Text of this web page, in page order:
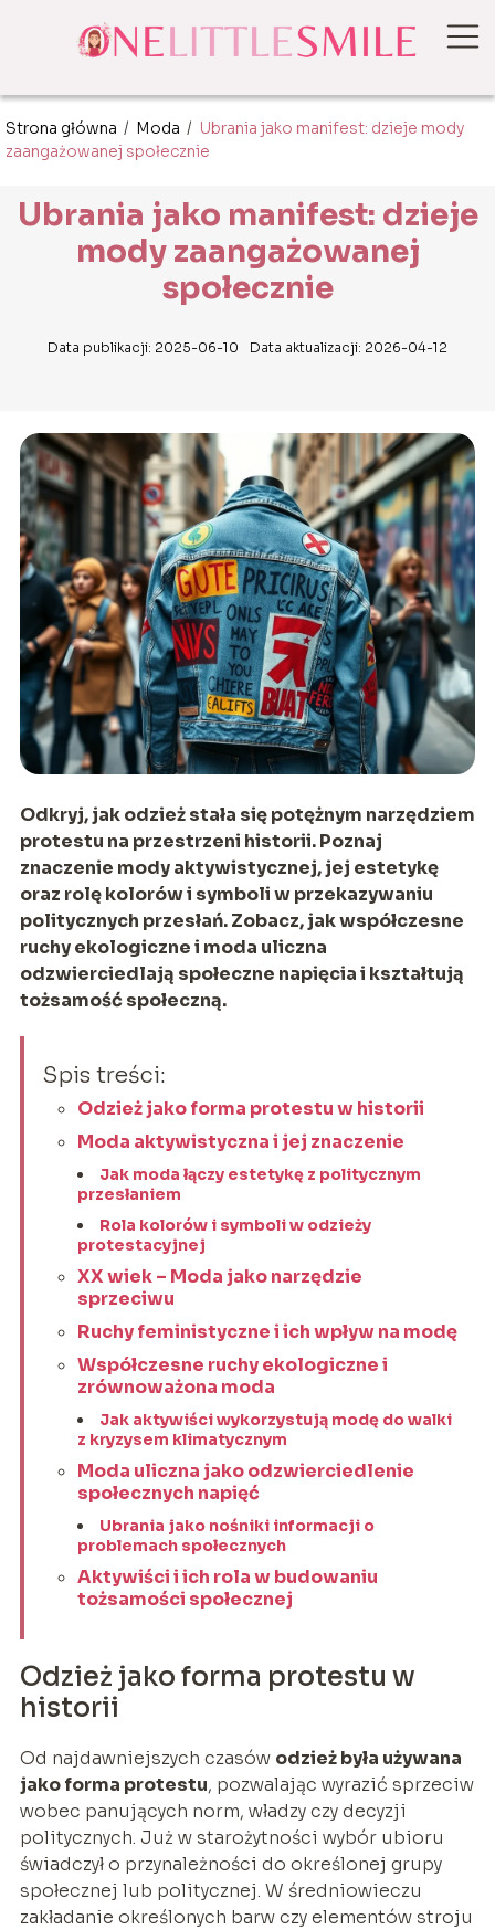
Strona główna / Moda / Ubrania jako manifest: dzieje mody
zaangażowanej społecznie
Ubrania jako manifest: dzieje
mody zaangażowanej
społecznie
Data publikacji: 2025-06-10 Data aktualizacji: 2026-04-12
Odkryj, jak odzież stała się potężnym narzędziem
protestu na przestrzeni historii. Poznaj
znaczenie mody aktywistycznej, jej estetykę
oraz rolę kolorów i symboli w przekazywaniu
politycznych przesłań. Zobacz, jak współczesne
ruchy ekologiczne i moda uliczna
odzwierciedlają społeczne napięcia i kształtują
tożsamość społeczną.
Spis treści:
Odzież jako forma protestu w historii
Moda aktywistyczna i jej znaczenie
Jak moda łączy estetykę z politycznym
przesłaniem
Rola kolorów i symboli w odzieży
protestacyjnej
XX wiek – Moda jako narzędzie
sprzeciwu
Ruchy feministyczne i ich wpływ na modę
Współczesne ruchy ekologiczne i
zrównoważona moda
Jak aktywiści wykorzystują modę do walki
z kryzysem klimatycznym
Moda uliczna jako odzwierciedlenie
społecznych napięć
Ubrania jako nośniki informacji o
problemach społecznych
Aktywiści i ich rola w budowaniu
tożsamości społecznej
Odzież jako forma protestu w
historii
Od najdawniejszych czasów odzież była używana
jako forma protestu, pozwalając wyrazić sprzeciw
wobec panujących norm, władzy czy decyzji
politycznych. Już w starożytności wybór ubioru
świadczył o przynależności do określonej grupy
społecznej lub politycznej. W średniowieczu
zakładanie określonych barw czy elementów stroju